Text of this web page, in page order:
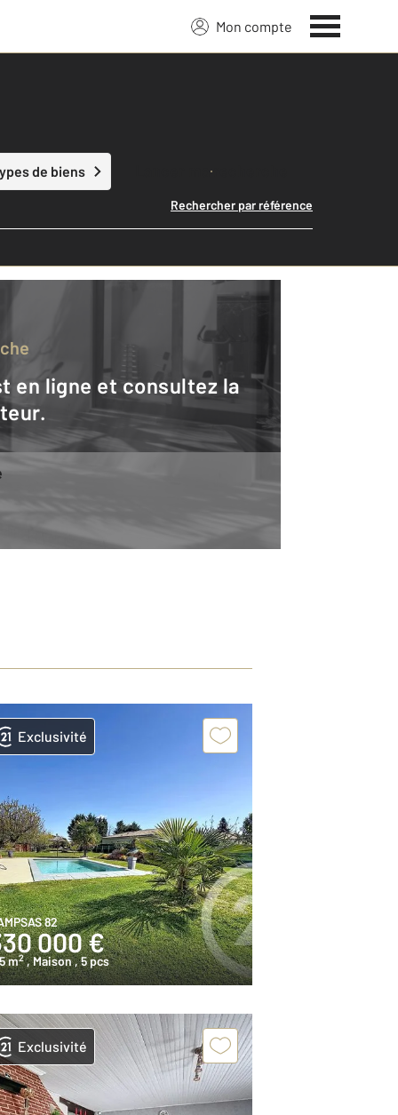
Mon compte
de biens Lancer ma recherche
Rechercher par référence
Exclusivité
82
000 €
m2 , Maison, 5 pcs
Exclusivité